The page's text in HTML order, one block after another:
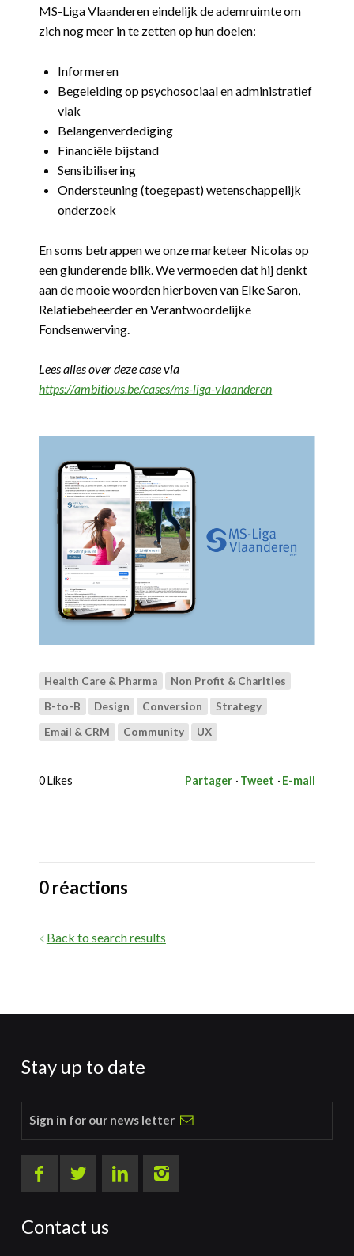
MS-Liga Vlaanderen eindelijk de ademruimte om
zich nog meer in te zetten op hun doelen:
Informeren
Begeleiding op psychosociaal en administratief
vlak
Belangenverdediging
Financiële bijstand
Sensibilisering
Ondersteuning (toegepast) wetenschappelijk
onderzoek
En soms betrappen we onze marketeer Nicolas op
een glunderende blik. We vermoeden dat hij denkt
aan de mooie woorden hierboven van Elke Saron,
Relatiebeheerder en Verantwoordelijke
Fondsenwerving.
Lees alles over deze case via
https://ambitious.be/cases/ms-liga-vlaanderen
Health Care & Pharma Non Profit & Charities
B-to-B Design Conversion Strategy
Email & CRM Community UX
0 Likes Partager Tweet E-mail
0 réactions
Back to search results
Stay up to date
Sign in for our news letter
Contact us